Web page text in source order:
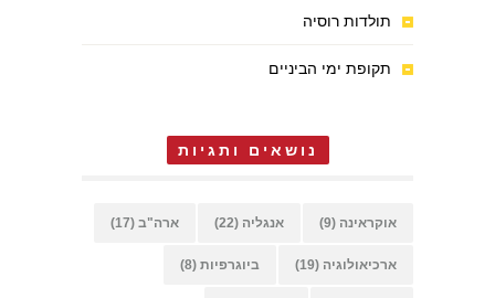
תולדות רוסיה
תקופת ימי הביניים
נושאים ותגיות
אוקראינה (9) אנגליה (22) ארה"ב (17)
ארכיאולוגיה (19) ביוגרפיות (8)